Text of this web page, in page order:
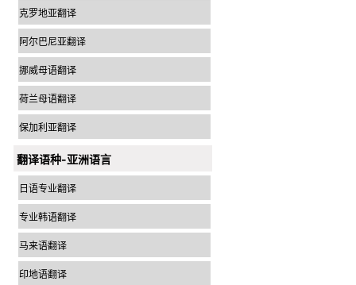
克罗地亚翻译
阿尔巴尼亚翻译
挪威母语翻译
荷兰母语翻译
保加利亚翻译
翻译语种-亚洲语言
日语专业翻译
专业韩语翻译
马来语翻译
印地语翻译